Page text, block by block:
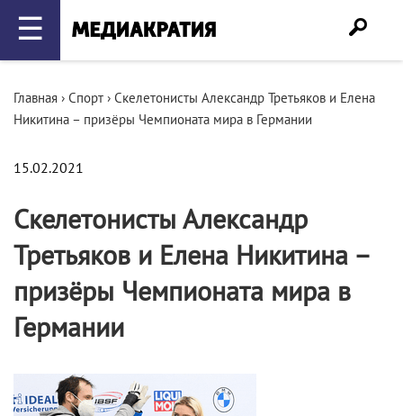
☰
Главная › Спорт › Скелетонисты Александр Третьяков и Елена
Никитина – призёры Чемпионата мира в Германии
15.02.2021
Скелетонисты Александр
Третьяков и Елена Никитина –
призёры Чемпионата мира в
Германии